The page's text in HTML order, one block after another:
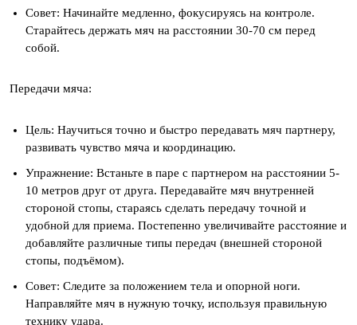
Совет: Начинайте медленно, фокусируясь на контроле.
Старайтесь держать мяч на расстоянии 30-70 см перед
собой.
Передачи мяча:
Цель: Научиться точно и быстро передавать мяч партнеру,
развивать чувство мяча и координацию.
Упражнение: Встаньте в паре с партнером на расстоянии 5-
10 метров друг от друга. Передавайте мяч внутренней
стороной стопы, стараясь сделать передачу точной и
удобной для приема. Постепенно увеличивайте расстояние и
добавляйте различные типы передач (внешней стороной
стопы, подъёмом).
Совет: Следите за положением тела и опорной ноги.
Направляйте мяч в нужную точку, используя правильную
технику удара.